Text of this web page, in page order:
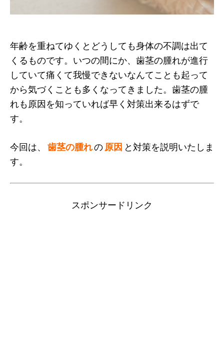
年齢を重ねてゆくとどうしても身体の不調は出て
くるものです。いつの間にか、歯茎の腫れが進行
していて痛くて我慢できないなんてことも起って
から気づくことも多くなってきました。歯茎の腫
れも原因を知っていれば早く対策出来るはずで
す。
今回は、 歯茎の腫れの原因 と対策を説明いたしま
す。
スポンサードリンク